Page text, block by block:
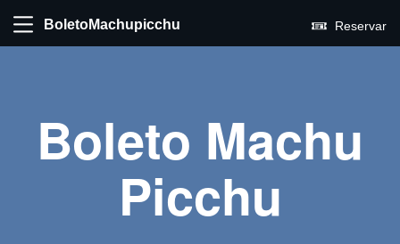
BoletoMachupicchu Reservar
Boleto Machu
Picchu